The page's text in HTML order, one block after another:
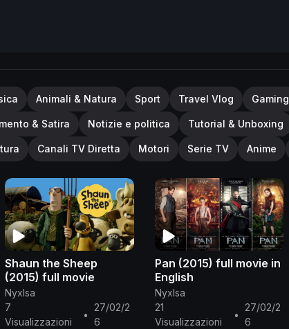
Animali & Natura Sport Travel Vlog Gaming
& Satira Notizie e politica Tutorial & Unboxing
Canali TV Diretta Motori Serie TV Anime
Shaun the Sheep
(2015) full movie
NyxIsa
7
Visualizzazioni
•
27/02/2
6
Pan (2015) full movie in
English
NyxIsa
21
Visualizzazioni
•
27/02/2
6